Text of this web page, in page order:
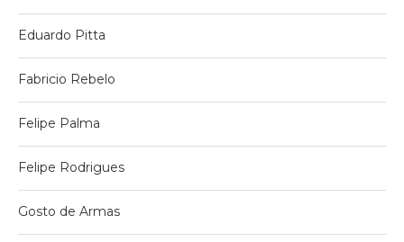
Eduardo Pitta
Fabricio Rebelo
Felipe Palma
Felipe Rodrigues
Gosto de Armas